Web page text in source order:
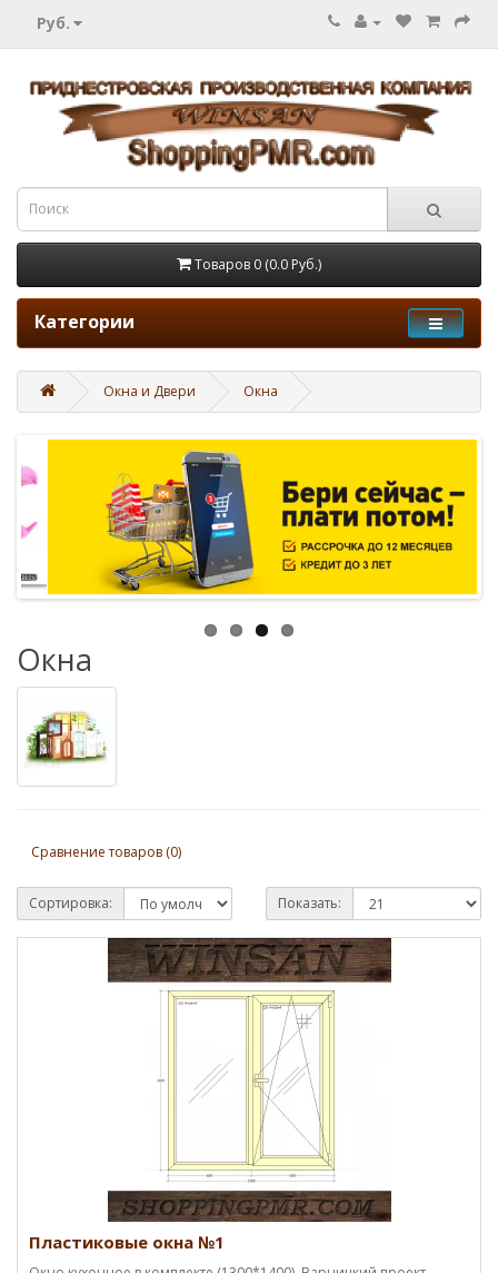
Руб.
Товаров 0 (0.0 Руб.)
Категории
Окна и Двери Окна
Окна
Сравнение товаров (0)
Сортировка: Показать:
Пластиковые окна №1